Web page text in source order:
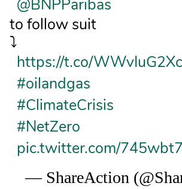
@BNPParibas
to follow suit
⤵
https://t.co/
#oilandgas
#ClimateCrisis
#NetZero
pic.twitter.com/
— ShareAction